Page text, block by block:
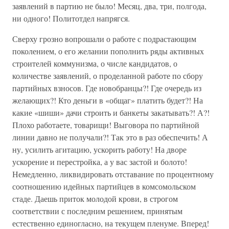
заявлений в партию не было! Месяц, два, три, полгода,
ни одного! Политотдел напрягся.
Сверху грозно вопрошали о работе с подрастающим
поколением, о его желании пополнить ряды активных
строителей коммунизма, о числе кандидатов, о
количестве заявлений, о проделанной работе по сбору
партийных взносов. Где новобранцы?! Где очередь из
желающих?! Кто деньги в «общаг» платить будет?! На
какие «шиши» дачи строить и банкеты закатывать?! А?!
Плохо работаете, товарищи! Выговора по партийной
линии давно не получали?! Так это в раз обеспечить! А
ну, усилить агитацию, ускорить работу! На дворе
ускорение и перестройка, а у вас застой и болото!
Немедленно, ликвидировать отставание по процентному
соотношению идейных партийцев в комсомольском
стаде. Даешь приток молодой крови, в строгом
соответствии с последним решением, принятым
естественно единогласно, на текущем пленуме. Вперед!